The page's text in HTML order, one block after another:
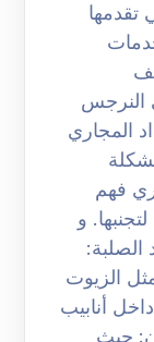
تقدمها
النرجس
انسداد المجاري
فهم
و
المواد الصلبة:
الزيوت
أنابيب
حيث